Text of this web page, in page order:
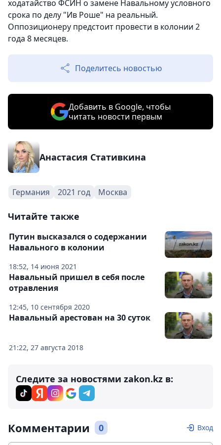
ходатайство ФСИН о замене Навальному условного
срока по делу "Ив Роше" на реальный.
Оппозиционеру предстоит провести в колонии 2
года 8 месяцев.
Поделитесь новостью
Добавить в Google, чтобы
читать новости первым
Анастасия Стативкина
Германия 2021 год Москва
Читайте также
18:52, 14 июня 2021
Путин высказался о содержании
Навального в колонии
12:45, 10 сентября 2020
Навальный пришел в себя после
отравления
21:22, 27 августа 2018
Навальный арестован на 30 суток
Следите за новостями zakon.kz в:
Комментарии 0 Вход